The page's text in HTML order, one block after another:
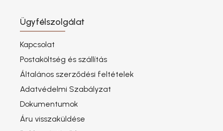
Ügyfélszolgálat
Kapcsolat
Postaköltség és szállítás
Általános szerződési feltételek
Adatvédelmi Szabályzat
Dokumentumok
Áru visszaküldése